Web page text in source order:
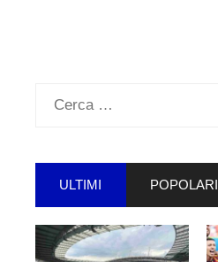
Ricerca
ULTIMI POPOLARI